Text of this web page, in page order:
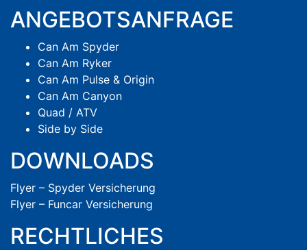
ANGEBOTSANFRAGE
Can Am Spyder
Can Am Ryker
Can Am Pulse & Origin
Can Am Canyon
Quad / ATV
Side by Side
DOWNLOADS
Flyer – Spyder Versicherung
Flyer – Funcar Versicherung
RECHTLICHES